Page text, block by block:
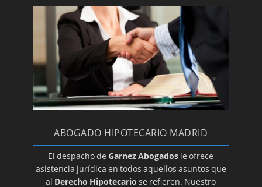
ABOGADO HIPOTECARIO MADRID
El despacho deGarnez Abogados le ofrece
asistencia jurídica en todos aquellos asuntos que
al Derecho Hipotecario se refieren. Nuestro